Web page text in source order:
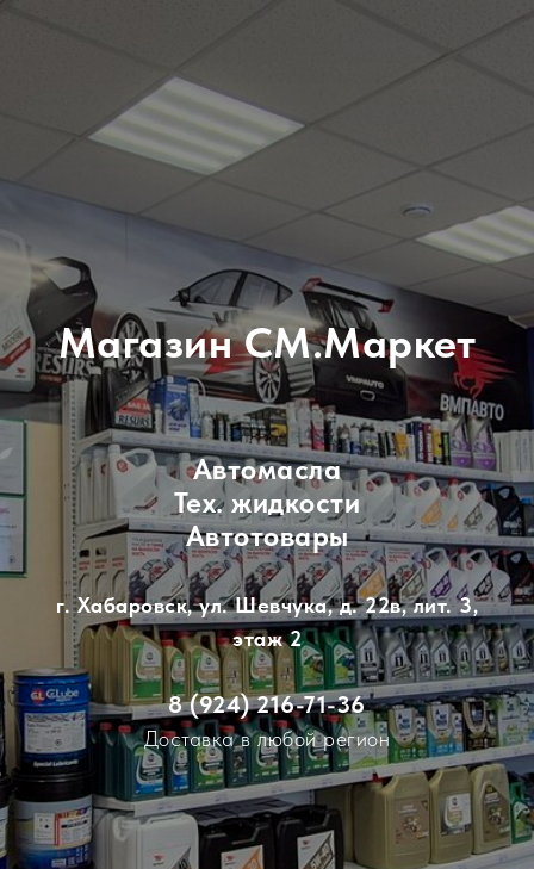
Магазин СМ.Маркет
Автомасла
Тех. жидкости
Автотовары
г. Хабаровск, ул. Шевчука, д. 22в, лит. 3,
этаж 2
8 (924) 216-71-36
Доставка в любой регион